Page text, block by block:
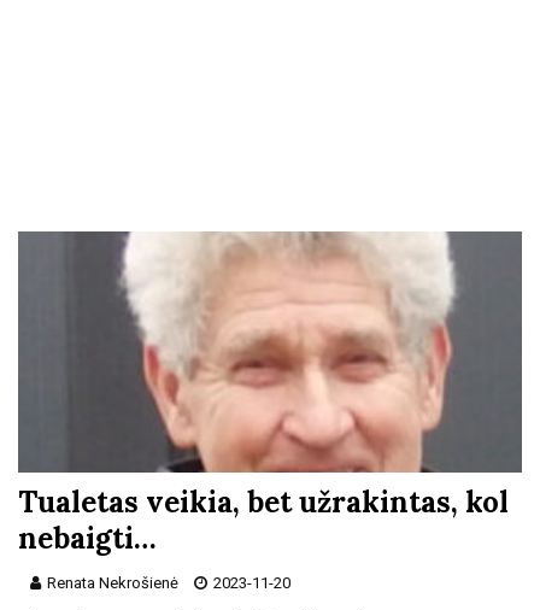
Tualetas veikia, bet užrakintas, kol
nebaigti…
Renata Nekrošienė 2023-11-20